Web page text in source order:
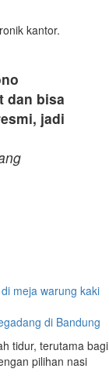
kantor.
dan bisa
jadi
di Bandung
tidur, terutama bagi
pilihan nasi